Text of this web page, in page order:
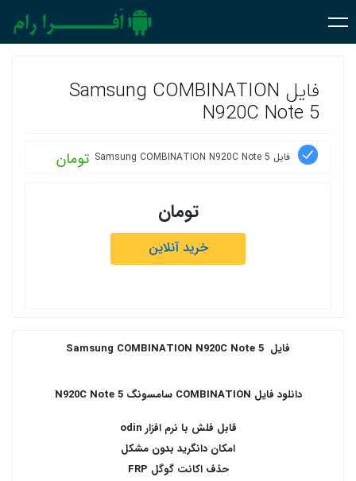
فایل Samsung COMBINATION
N920C Note 5
فایل Samsung COMBINATION N920C Note 5 تومان
تومان
خرید آنلاین
فایل Samsung COMBINATION N920C Note 5
دانلود فایل COMBINATION سامسونگ N920C Note 5
قابل فلش با نرم افزار odin
امکان دانگرید بدون مشکل
حذف اکانت گوگل FRP